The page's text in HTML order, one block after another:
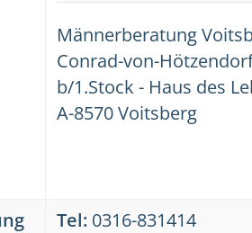
Männerberatung
Conrad-von-
b/1.Stock - Haus des
A-8570 Voitsberg
Tel: 0316-831414